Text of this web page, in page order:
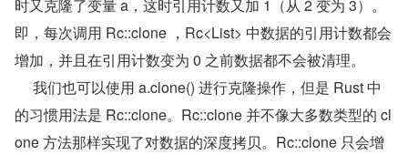
时又克隆了变量 a，这时引用计数又加 1（从 2 变为 3）。
即，每次调用 Rc::clone ，Rc<List> 中数据的引用计数都会
增加，并且在引用计数变为 0 之前数据都不会被清理。
的习惯用法是 Rc::clone。Rc::clone 并不像大多数类型的 cl
one 方法那样实现了对数据的深度拷贝。Rc::clone 只会增